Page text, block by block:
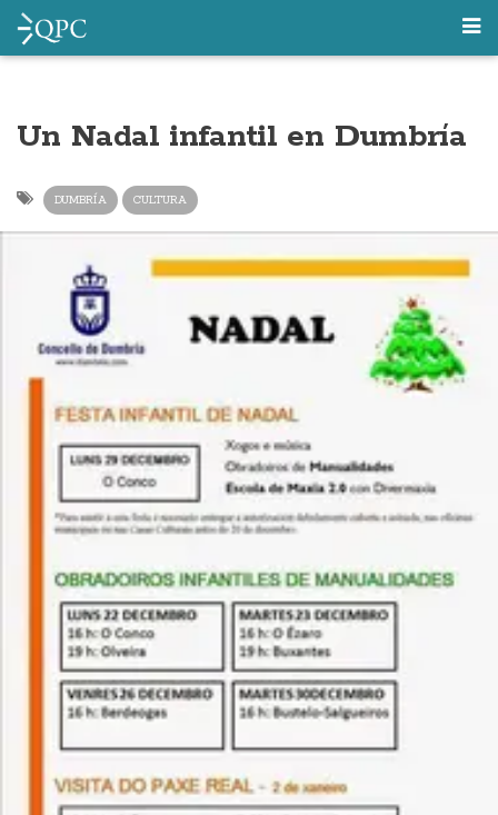
Un Nadal infantil en Dumbría
DUMBRÍA CULTURA